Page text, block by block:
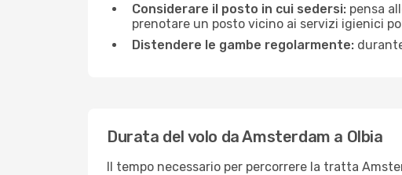
Considerare il posto in cui sedersi: pensa
prenotare un posto vicino ai servizi igienici
Distendere le gambe regolarmente:
Durata del volo da Amsterdam a Olbia
Il tempo necessario per percorrere la tratta